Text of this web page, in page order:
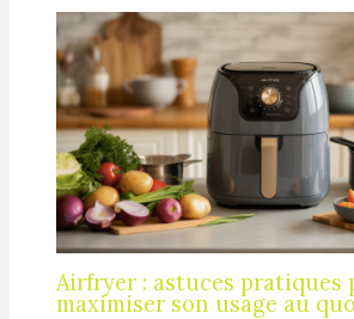
Airfryer : astuces pratiques
maximiser son usage au